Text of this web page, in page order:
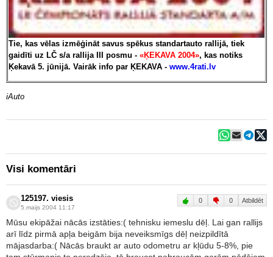
Tie, kas vēlas izmēģināt savus spēkus standartauto rallijā, tiek
gaidīti uz LČ s/a rallija III posmu - «ĶEKAVA 2004», kas notiks
Ķekavā 5. jūnijā. Vairāk info par ĶEKAVA - www.4rati.lv
iAuto
Visi komentāri
125197. viesis
5.maijs 2004 11:17
0 0 Atbildēt
Mūsu ekipāžai nācās izstāties:( tehnisku iemeslu dēļ. Lai gan rallijs
arī līdz pirmā apļa beigām bija neveiksmīgs dēļ neizpildītā
mājasdarba:( Nācās braukt ar auto odometru ar kļūdu 5-8%, pie